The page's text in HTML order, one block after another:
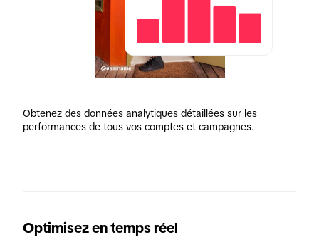
Obtenez des données analytiques détaillées sur les
performances de tous vos comptes et campagnes.
Optimisez en temps réel